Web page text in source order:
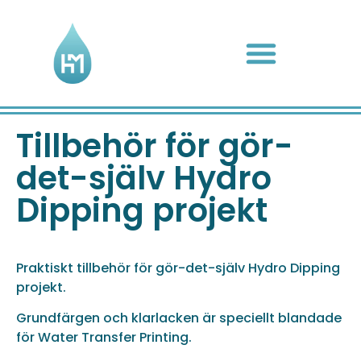
Tillbehör för gör-
det-själv Hydro
Dipping projekt
Praktiskt tillbehör för gör-det-själv Hydro Dipping
projekt.
Grundfärgen och klarlacken är speciellt blandade
för Water Transfer Printing.